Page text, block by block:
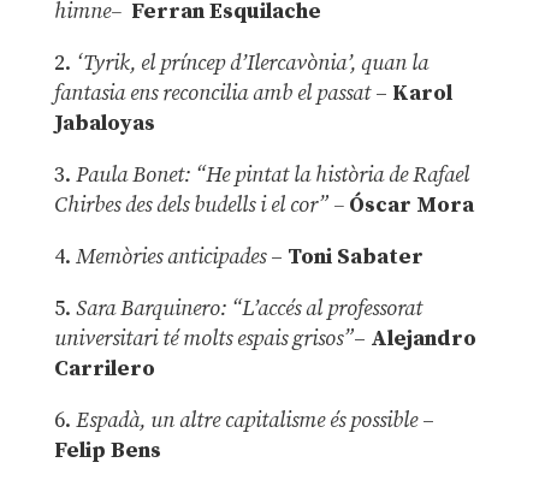
himne– Ferran Esquilache
2. ‘Tyrik, el príncep d’Ilercavònia’, quan la
fantasia ens reconcilia amb el passat– Karol
Jabaloyas
3. Paula Bonet: “He pintat la història de Rafael
Chirbes des dels budells i el cor” –Óscar Mora
4. Memòries anticipades– Toni Sabater
5. Sara Barquinero: “L’accés al professorat
universitari té molts espais grisos”– Alejandro
Carrilero
6. Espadà, un altre capitalisme és possible –
Felip Bens